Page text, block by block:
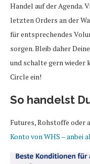
Handel auf der Agenda.
letzten Orders an der
für entsprechendes
sorgen. Bleib daher
und schalte gern wieder
Circle ein!
So handelst
Futures, Rohstoffe oder
Konto von WHS – anbei